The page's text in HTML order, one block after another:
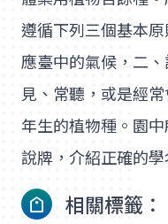
遵循下列三個基本
應臺中的氣候，二
見、常聽，或是經
年生的植物種。園
說牌，介紹正確的學
相關標籤：